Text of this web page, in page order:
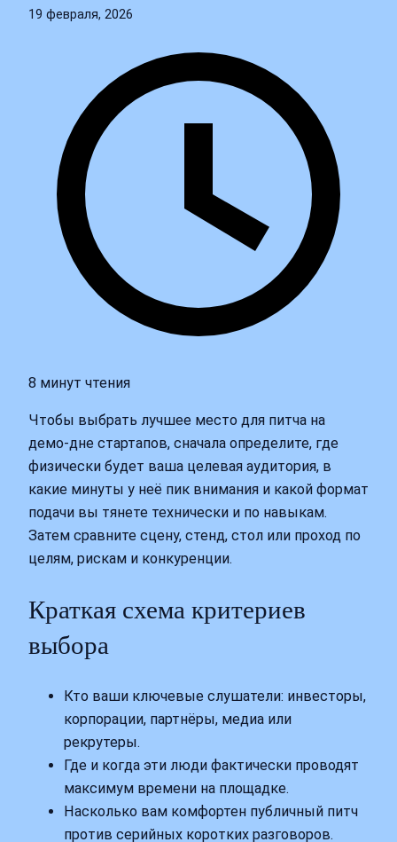
19 февраля, 2026
8 минут чтения
Чтобы выбрать лучшее место для питча на
демо-дне стартапов, сначала определите, где
физически будет ваша целевая аудитория, в
какие минуты у неё пик внимания и какой формат
подачи вы тянете технически и по навыкам.
Затем сравните сцену, стенд, стол или проход по
целям, рискам и конкуренции.
Краткая схема критериев
выбора
Кто ваши ключевые слушатели: инвесторы,
корпорации, партнёры, медиа или
рекрутеры.
Где и когда эти люди фактически проводят
максимум времени на площадке.
Насколько вам комфортен публичный питч
против серийных коротких разговоров.